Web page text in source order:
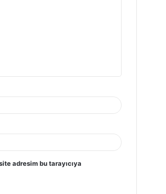
adresim bu tarayıcıya